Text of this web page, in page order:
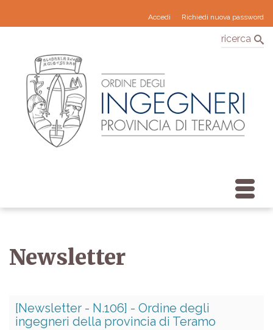
Accedi Richiedi nuova password
ricerca
Newsletter
[Newsletter - N.106] - Ordine degli
ingegneri della provincia di Teramo